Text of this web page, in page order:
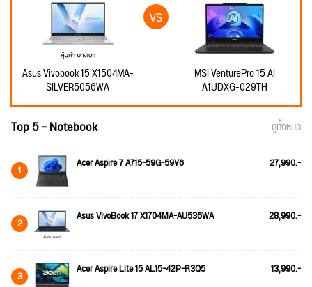
Asus Vivobook 15 X1504MA-
SILVER5056WA
MSI VenturePro 15 AI
A1UDXG-029TH
Top 5 - Notebook ดูทั้งหมด
1 Acer Aspire 7 A715-59G-59Y6 27,990.-
2 Asus VivoBook 17 X1704MA-AU536WA 28,990.-
3 Acer Aspire Lite 15 AL15-42P-R3Q5 13,990.-